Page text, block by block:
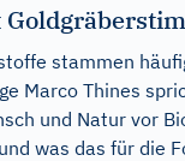
stammen
Marco Thines
und Natur vor
was das für die